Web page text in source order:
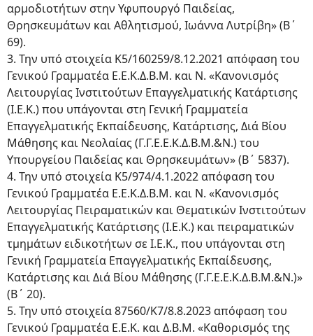
αρμοδιοτήτων στην Υφυπουργό Παιδείας,
Θρησκευμάτων και Αθλητισμού, Ιωάννα Λυτρίβη» (Β΄
69).
3. Την υπό στοιχεία Κ5/160259/8.12.2021 απόφαση του
Γενικού Γραμματέα Ε.Ε.Κ.Δ.Β.Μ. και Ν. «Κανονισμός
Λειτουργίας Ινστιτούτων Επαγγελματικής Κατάρτισης
(Ι.Ε.Κ.) που υπάγονται στη Γενική Γραμματεία
Επαγγελματικής Εκπαίδευσης, Κατάρτισης, Διά Βίου
Μάθησης και Νεολαίας (Γ.Γ.Ε.Ε.Κ.Δ.Β.Μ.&Ν.) του
Υπουργείου Παιδείας και Θρησκευμάτων» (Β΄ 5837).
4. Την υπό στοιχεία Κ5/974/4.1.2022 απόφαση του
Γενικού Γραμματέα Ε.Ε.Κ.Δ.Β.Μ. και N. «Κανονισμός
Λειτουργίας Πειραματικών και Θεματικών Ινστιτούτων
Επαγγελματικής Κατάρτισης (Ι.Ε.Κ.) και πειραματικών
τμημάτων ειδικοτήτων σε Ι.Ε.Κ., που υπάγονται στη
Γενική Γραμματεία Επαγγελματικής Εκπαίδευσης,
Κατάρτισης και Διά Βίου Μάθησης (Γ.Γ.Ε.Ε.Κ.Δ.Β.Μ.&Ν.)»
(Β΄ 20).
5. Την υπό στοιχεία 87560/Κ7/8.8.2023 απόφαση του
Γενικού Γραμματέα Ε.Ε.Κ. και Δ.Β.Μ. «Καθορισμός της